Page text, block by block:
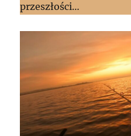
przeszłości…